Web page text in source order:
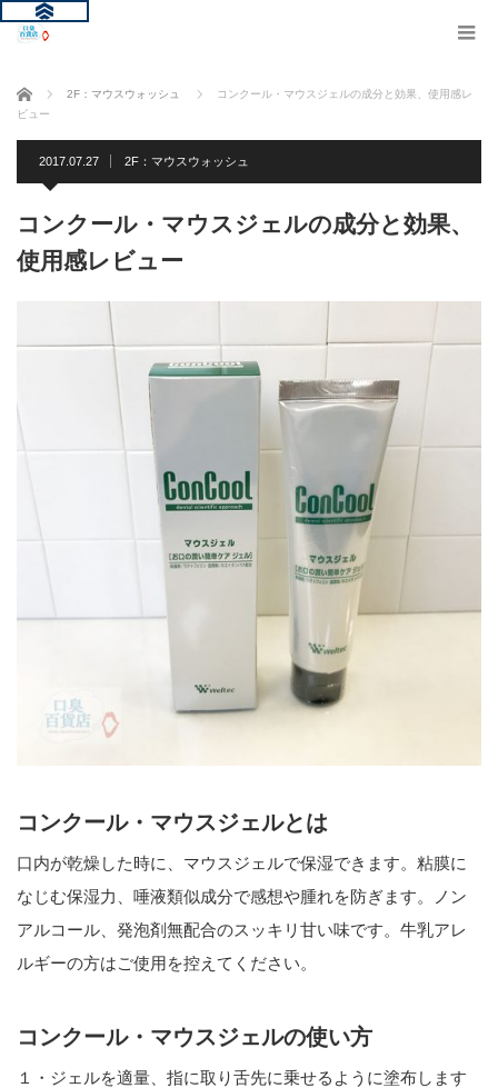
ホーム 2F：マウスウォッシュ
コンクール・マウスジェルの成分と効果、使用感レ
ビュー
2017.07.27 2F：マウスウォッシュ
コンクール・マウスジェルの成分と効果、
使用感レビュー
コンクール・マウスジェルとは
口内が乾燥した時に、マウスジェルで保湿できます。粘膜に
なじむ保湿力、唾液類似成分で感想や腫れを防ぎます。ノン
アルコール、発泡剤無配合のスッキリ甘い味です。牛乳アレ
ルギーの方はご使用を控えてください。
コンクール・マウスジェルの使い方
１・ジェルを適量、指に取り舌先に乗せるように塗布します